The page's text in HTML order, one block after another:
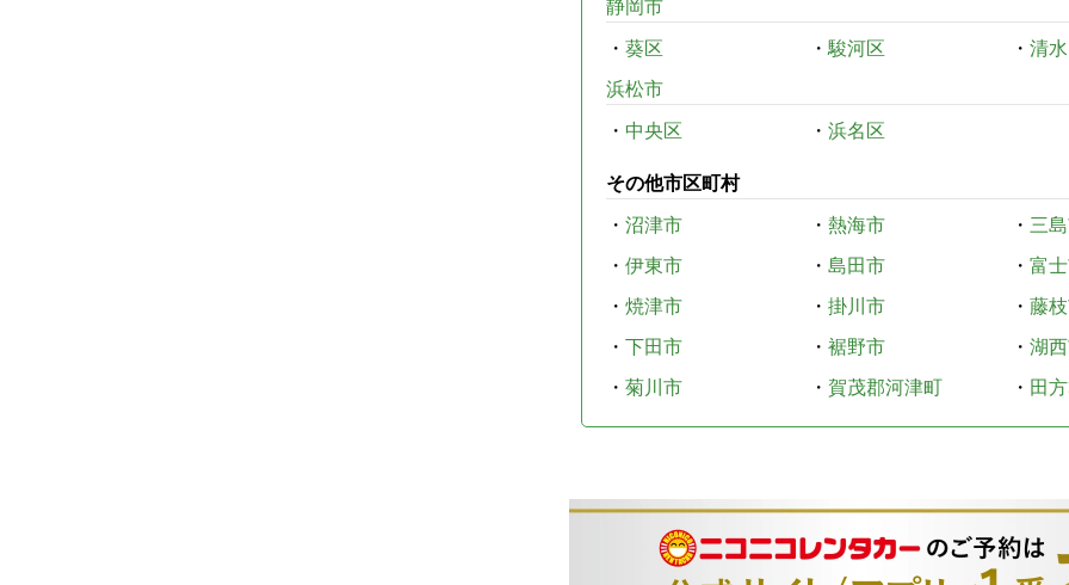
静岡市
・ 葵区 ・ 駿河区 ・ 清
浜松市
・ 中央区 ・ 浜名区
その他市区町村
・ 沼津市 ・ 熱海市 ・ 三
・ 伊東市 ・ 島田市 ・ 富
・ 焼津市 ・ 掛川市 ・ 藤
・ 下田市 ・ 裾野市 ・ 湖
・ 菊川市 ・ 賀茂郡河津町 ・ 田